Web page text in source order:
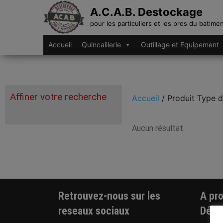
A.C.A.B. Destockage
pour les particuliers et les pros du
Accueil Quincaillerie Outillage et Equipement
Affiner votre recherche Accueil / Produit Type
Aucun résultat
Retrouvez-nous sur les
reseaux sociaux
A